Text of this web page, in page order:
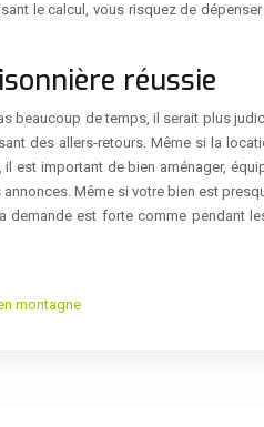
le calcul, vous risquez de
réussie
beaucoup de temps, il serait plus
des allers-retours. Même si la
est important de bien aménager,
Même si votre bien est
est forte comme pendant
montagne